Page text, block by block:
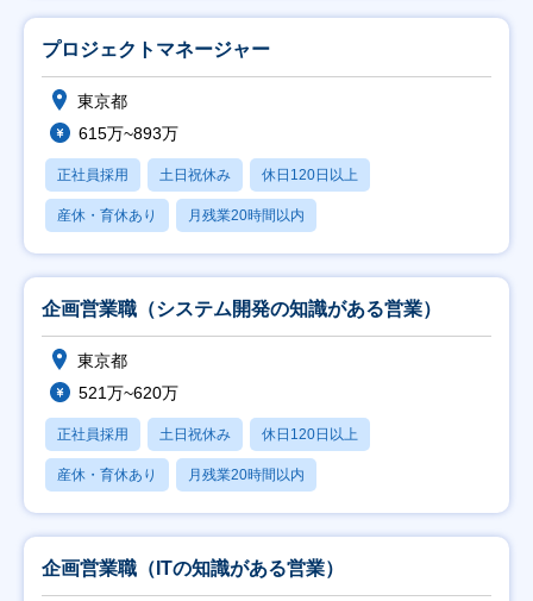
プロジェクトマネージャー
東京都
615万~893万
正社員採用 土日祝休み 休日120日以上
産休・育休あり 月残業20時間以内
企画営業職（システム開発の知識がある営業）
東京都
521万~620万
正社員採用 土日祝休み 休日120日以上
産休・育休あり 月残業20時間以内
企画営業職（ITの知識がある営業）